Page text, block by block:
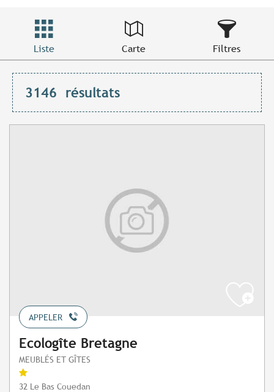
Liste Carte Filtres
3146 résultats
APPELER
Ecologîte Bretagne
MEUBLÉS ET GÎTES
32 Le Bas Couedan